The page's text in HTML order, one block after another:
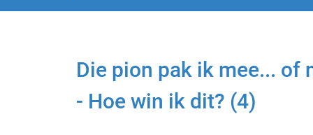
Die pion pak ik mee... of
- Hoe win ik dit? (4)